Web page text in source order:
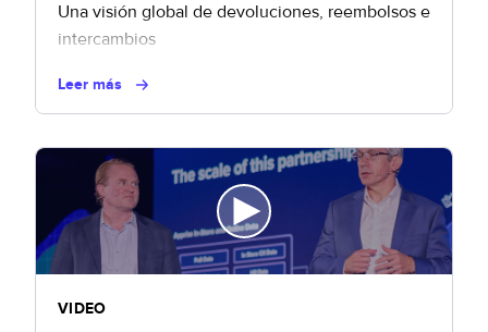
Una visión global de devoluciones, reembolsos e
intercambios
Leer más
VIDEO